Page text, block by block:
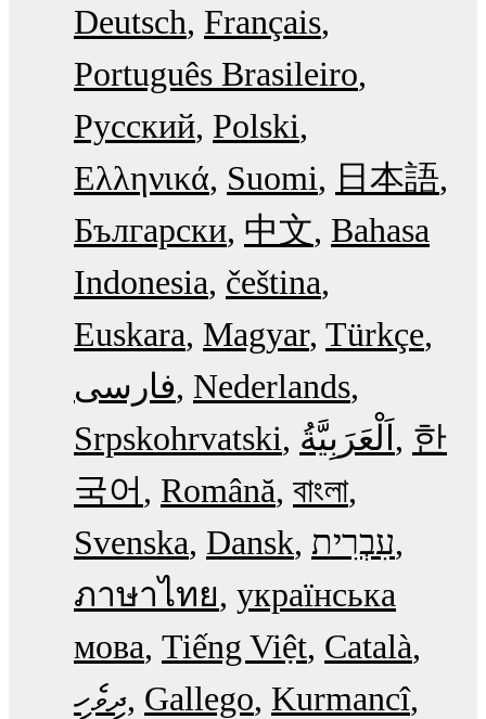
Deutsch Français
Português Brasileiro
Русский Polski
Ελληνικά Suomi
日本語
Български 中文 Bahasa
Indonesia čeština
Euskara Magyar Türkçe
فارسی Nederlands
Srpskohrvatski
한
국어
Română বাংলা
Svenska Dansk עִבְרִית
ภาษาไทย українська
мова Tiếng Việt Català
ދިވެހި Gallego Kurmancî